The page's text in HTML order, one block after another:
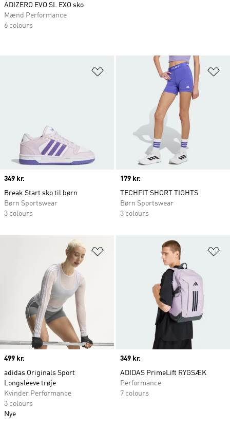
Føj til ønskeliste
Price
349 kr.
Break Start sko til børn
Børn Sportswear
3 colours
Price
179 kr.
TECHFIT SHORT TIGHTS
Børn Sportswear
3 colours
Føj til ønskeliste
Price
499 kr.
adidas Originals Sport
Longsleeve trøje
Kvinder Performance
3 colours
Nye
Price
349 kr.
ADIDAS PrimeLift RYGSÆK
Performance
7 colours
ADIZERO EVO SL EXO sko
Mænd Performance
6 colours